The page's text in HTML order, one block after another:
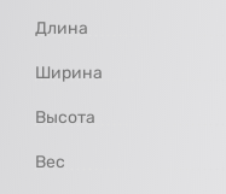
Длина
Ширина
Высота
Вес